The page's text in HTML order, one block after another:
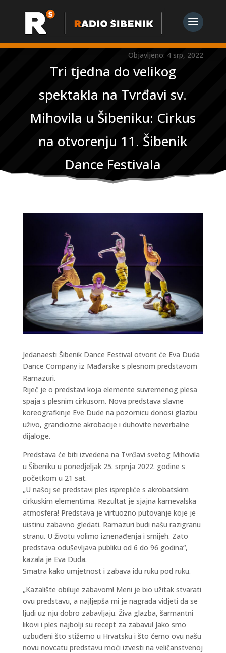
Objavljeno: 4 srp, 2022
Tri tjedna do velikog
spektakla na Tvrđavi sv.
Mihovila u Šibeniku: Cirkus
na otvorenju 11. Šibenik
Dance Festivala
Jedanaesti Šibenik Dance Festival otvorit će Eva Duda
Dance Company iz Mađarske s plesnom predstavom
Ramazuri.
Riječ je o predstavi koja elemente suvremenog plesa
spaja s plesnim cirkusom. Nova predstava slavne
koreografkinje Eve Dude na pozornicu donosi glazbu
uživo, grandiozne akrobacije i duhovite neverbalne
dijaloge.
Predstava će biti izvedena na Tvrđavi svetog Mihovila
u Šibeniku u ponedjeljak 25. srpnja 2022. godine s
početkom u 21 sat.
„U našoj se predstavi ples isprepliće s akrobatskim
cirkuskim elementima. Rezultat je sjajna karnevalska
atmosfera! Predstava je virtuozno putovanje koje je
uistinu zabavno gledati. Ramazuri budi našu razigranu
stranu. U životu volimo iznenađenja i smijeh. Zato
predstava oduševljava publiku od 6 do 96 godina“,
kazala je Eva Duda.
Smatra kako umjetnost i zabava idu ruku pod ruku.
„Kazalište obiluje zabavom! Meni je bio užitak stvarati
ovu predstavu, a najljepša mi je nagrada vidjeti da se
ljudi uz nju dobro zabavljaju. Živa glazba, šarmantni
likovi i ples najbolji su recept za zabavu! Jako smo
uzbuđeni što stižemo u Hrvatsku i što ćemo ovu našu
novu novcatu predstavu moći izvesti na veličanstvenoj